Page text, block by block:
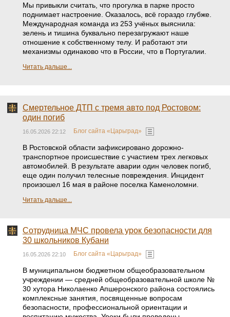
Мы привыкли считать, что прогулка в парке просто
поднимает настроение. Оказалось, всё гораздо глубже.
Международная команда из 253 учёных выяснила:
зелень и тишина буквально перезагружают наше
отношение к собственному телу. И работают эти
механизмы одинаково что в России, что в Португалии.
Читать дальше...
Смертельное ДТП с тремя авто под Ростовом:
один погиб
16.05.2026 22:12 Блог сайта «Царьград»
В Ростовской области зафиксировано дорожно-
транспортное происшествие с участием трех легковых
автомобилей. В результате аварии один человек погиб,
еще один получил телесные повреждения. Инцидент
произошел 16 мая в районе поселка Каменоломни.
Читать дальше...
Сотрудница МЧС провела урок безопасности для
30 школьников Кубани
16.05.2026 22:10 Блог сайта «Царьград»
В муниципальном бюджетном общеобразовательном
учреждении — средней общеобразовательной школе №
30 хутора Николаенко Апшеронского района состоялись
комплексные занятия, посвященные вопросам
безопасности, профессиональной ориентации и